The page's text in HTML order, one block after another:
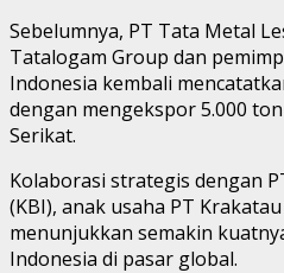
Sebelumnya, PT Tata Metal
Tatalogam Group dan
Indonesia kembali
dengan mengekspor 5.000
Serikat.
Kolaborasi strategis dengan
(KBI), anak usaha PT
menunjukkan semakin
Indonesia di pasar global.